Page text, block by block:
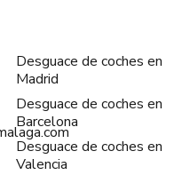
Desguace de coches en
Madrid
Desguace de coches en
Barcelona
Desguace de coches en
Valencia